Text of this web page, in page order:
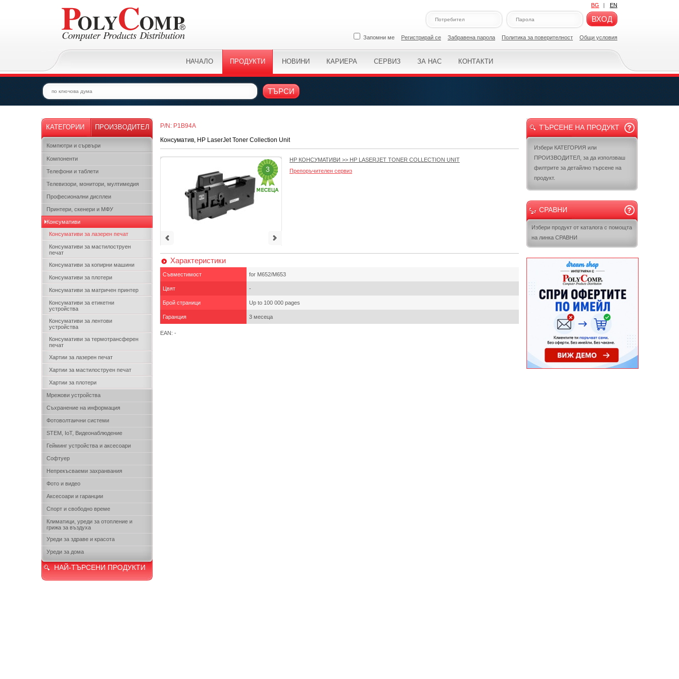
BG | EN
ВХОД
Запомни ме Регистрирай се Забравена парола Политикa за поверителност Общи условия
НАЧАЛО ПРОДУКТИ НОВИНИ КАРИЕРА СЕРВИЗ ЗА НАС КОНТАКТИ
ТЪРСИ
КАТЕГОРИИ ПРОИЗВОДИТЕЛ
Компютри и сървъри
Kомпоненти
Телефони и таблети
Телевизори, монитори, мултимедия
Професионални дисплеи
Принтери, скенери и МФУ
Консумативи
Консумативи за лазерен печат
Консумативи за мастилоструен
печат
Консумативи за копирни машини
Консумативи за плотери
Консумативи за матричен принтер
Консумативи за етикетни
устройства
Консумативи за лентови
устройства
Консумативи за термотрансферен
печат
Хартии за лазерен печат
Хартии за мастилоструен печат
Хартии за плотери
Мрежови устройства
Съхранение на информация
Фотоволтаични системи
STEM, IoT, Видеонаблюдение
Гейминг устройства и аксесоари
Софтуер
Непрекъсваеми захранвания
Фото и видео
Аксесоари и гаранции
Спорт и свободно време
Климатици, уреди за отопление и
грижа за въздуха
Уреди за здраве и красота
Уреди за дома
НАЙ-ТЪРСЕНИ ПРОДУКТИ
P/N: P1B94A
Консуматив, HP LaserJet Toner Collection Unit
3
HP КОНСУМАТИВИ >> HP LASERJET TONER COLLECTION UNIT
Препоръчителен сервиз
Характеристики
Съвместимост for M652/M653
Цвят -
Брой страници Up to 100 000 pages
Гаранция 3 месеца
EAN: -
ТЪРСЕНЕ НА ПРОДУКТ
Избери КАТЕГОРИЯ или
ПРОИЗВОДИТЕЛ, за да използваш
филтрите за детайлно търсене на
продукт.
СРАВНИ
Избери продукт от каталога с помощта
на линка СРАВНИ